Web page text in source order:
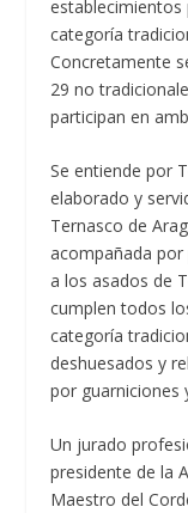
establecimientos
categoría
Concretamente
29 no
participan en
Se entiende por
elaborado y
Ternasco de
acompañada
a los asados de
cumplen todos
categoría
deshuesados y
por guarniciones
Un jurado
presidente de la
Maestro del